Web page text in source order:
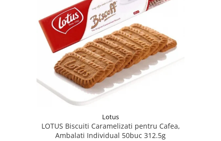
Lotus
LOTUS Biscuiti Caramelizati pentru Cafea,
Ambalati Individual 50buc 312.5g